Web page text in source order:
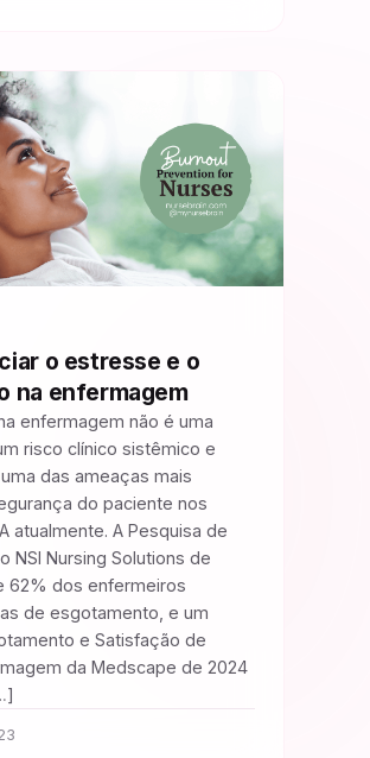
o estresse e o
na enfermagem
enfermagem não é uma
risco clínico sistêmico e
das ameaças mais
do paciente nos
atualmente. A Pesquisa de
NSI Nursing Solutions de
62% dos enfermeiros
de esgotamento, e um
e Satisfação de
da Medscape de 2024